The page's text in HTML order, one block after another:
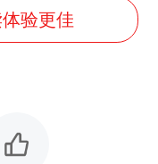
验更佳